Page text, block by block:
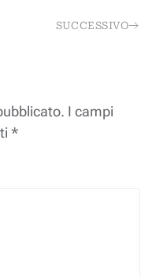
SUCCESSIVO
I campi
*